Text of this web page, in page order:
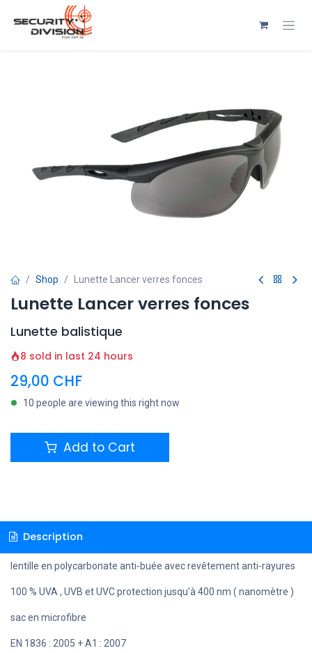
Se rendre au contenu
Shop Lunette Lancer verres fonces
Lunette Lancer verres fonces
Lunette balistique
8 sold in last 24 hours
29,00 CHF
10 people are viewing this right now
Add to Cart
Description
lentille en polycarbonate anti-buée avec revêtement anti-rayures
100 % UVA , UVB et UVC protection jusqu'à 400 nm ( nanomètre )
sac en microfibre
EN 1836 : 2005 + A1 : 2007